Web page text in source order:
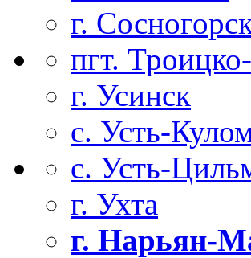
г.
пгт.
г. Усинск
с. Усть-
с. Усть-
г. Ухта
г. Нарьян-